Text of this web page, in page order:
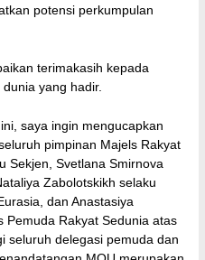
potensi perkumpulan
terimakasih kepada
yang hadir.
saya ingin mengucapkan
pimpinan Majels Rakyat
Sekjen, Svetlana Smirnova
Zabolotskikh selaku
dan Anastasiya
Pemuda Rakyat Sedunia atas
seluruh delegasi pemuda dan